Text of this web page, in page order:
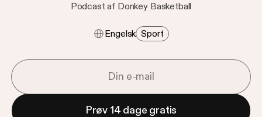
Podcast af Donkey Basketball
Engelsk Sport
Prøv 14 dage gratis